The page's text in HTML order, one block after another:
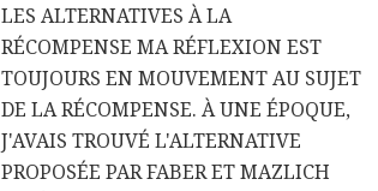
LES ALTERNATIVES À LA
RÉCOMPENSE MA RÉFLEXION EST
TOUJOURS EN MOUVEMENT AU SUJET
DE LA RÉCOMPENSE. À UNE ÉPOQUE,
J'AVAIS TROUVÉ L'ALTERNATIVE
PROPOSÉE PAR FABER ET MAZLICH